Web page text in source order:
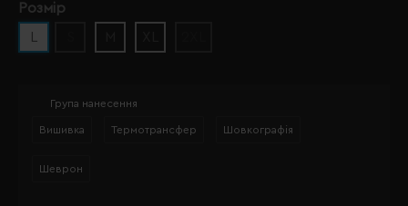
Розмір
Група нанесення
Вишивка Термотрансфер Шовкографія
Шеврон